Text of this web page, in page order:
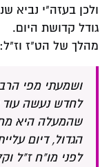
ולכן בעזה"י נביא
גודל קדושת היום.
מהלך של הט"ז וז"ל:
ושמעתי מפי
לחדש נעשה עוד
שהמעלה היא
הגדול, דיום
לפני מו"ח ז"ל